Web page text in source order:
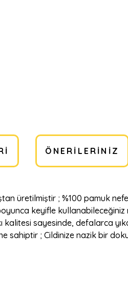
ÖNERILERINIZ
üretilmiştir ; %100 pamuk
keyifle
sayesinde, defalarca
sahiptir ; Cildinize nazik bir